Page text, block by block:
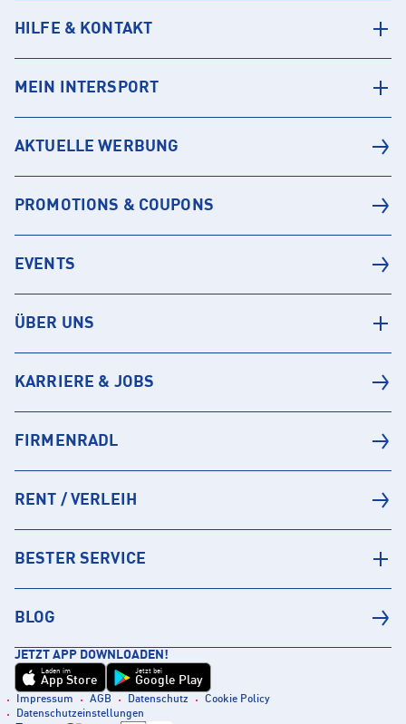
HILFE & KONTAKT
MEIN INTERSPORT
AKTUELLE WERBUNG
PROMOTIONS & COUPONS
EVENTS
ÜBER UNS
KARRIERE & JOBS
FIRMENRADL
RENT / VERLEIH
BESTER SERVICE
BLOG
JETZT APP DOWNLOADEN!
Laden im
App Store
Jetzt bei
Google Play
Impressum AGB Datenschutz
Cookie Policy
Datenschutzeinstellungen